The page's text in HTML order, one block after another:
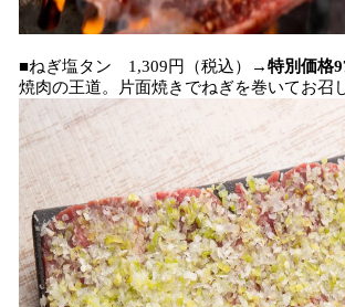
■ねぎ塩タン 1,309円（税込）→特別価格
焼肉の王道。片面焼きでねぎを巻いてお召